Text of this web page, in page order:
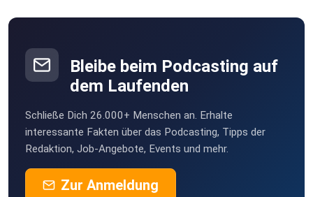
Bleibe beim Podcasting auf
dem Laufenden
Schließe Dich 26.000+ Menschen an. Erhalte
interessante Fakten über das Podcasting, Tipps der
Redaktion, Job-Angebote, Events und mehr.
Zur Anmeldung